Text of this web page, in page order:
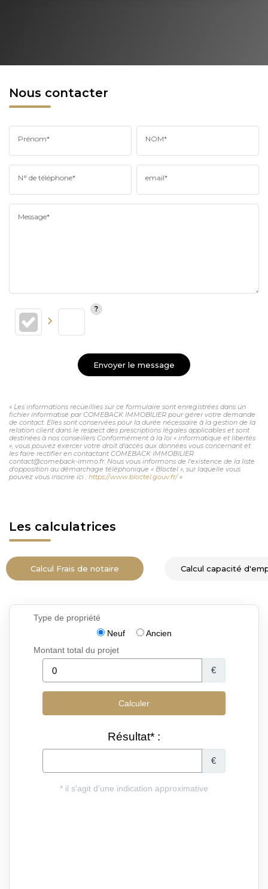
Nous contacter
Prénom* NOM*
N° de téléphone* email*
Message*
Envoyer le message
« Les informations recueillies sur ce formulaire sont enregistrées dans un
fichier informatisé par COMEBACK IMMOBILIER pour gérer votre demande
de contact. Elles sont conservées pour la durée nécessaire à la gestion de la
relation client dans le respect des prescriptions légales applicables et sont
destinées à nos conseillers Conformément à la loi « informatique et libertés
», vous pouvez exercer votre droit d'accès aux données vous concernant et
les faire rectifier en contactant COMEBACK IMMOBILIER
contact@comeback-immo.fr. Nous vous informons de l'existence de la liste
d'opposition au démarchage téléphonique « Bloctel », sur laquelle vous
pouvez vous inscrire ici : https://www.bloctel.gouv.fr/»
Les calculatrices
Calcul Frais de notaire Calcul capacité